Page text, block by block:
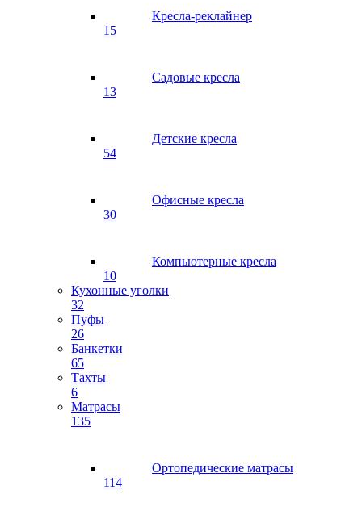
Кресла-реклайнер
15
Садовые кресла
13
Детские кресла
54
Офисные кресла
30
Компьютерные кресла
10
Кухонные уголки
32
Пуфы
26
Банкетки
65
Тахты
6
Матрасы
135
Ортопедические матрасы
114